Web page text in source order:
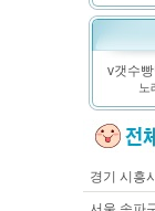
v갯수
노
경기 시흥시